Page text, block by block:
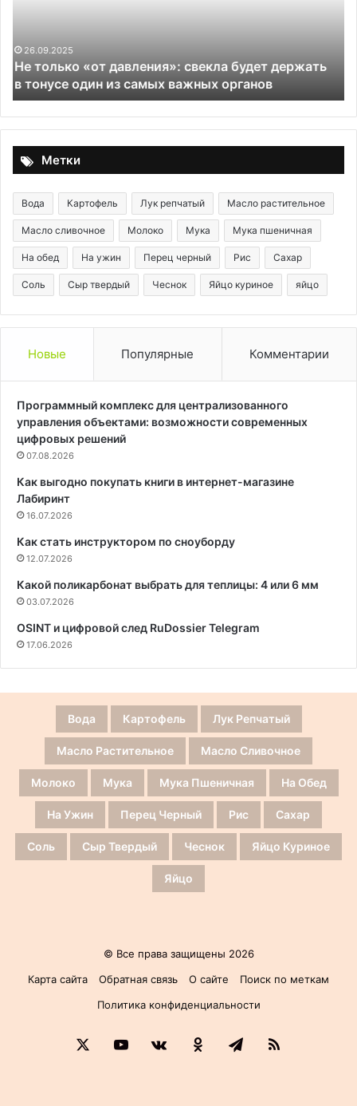
пирогов
россиян
24.09.2025
Не только шарлотка: топ-5 самых популярных
яблочных пирогов россиян
Метки
Вода Картофель Лук репчатый Масло растительное
Масло сливочное Молоко Мука Мука пшеничная
На обед На ужин Перец черный Рис Сахар
Соль Сыр твердый Чеснок Яйцо куриное яйцо
Новые Популярные Комментарии
Программный комплекс для централизованного
управления объектами: возможности современных
цифровых решений
07.08.2026
Как выгодно покупать книги в интернет-магазине
Лабиринт
16.07.2026
Как стать инструктором по сноуборду
12.07.2026
Какой поликарбонат выбрать для теплицы: 4 или 6 мм
03.07.2026
OSINT и цифровой след RuDossier Telegram
17.06.2026
Вода Картофель Лук Репчатый
Масло Растительное Масло Сливочное
Молоко Мука Мука Пшеничная На Обед
На Ужин Перец Черный Рис Сахар
Соль Сыр Твердый Чеснок Яйцо Куриное
Яйцо
© Все права защищены 2026
Карта сайта
Обратная связь О сайте
Поиск по меткам
Политика конфиденциальности
YouTubevk.comОдноклассники
Telegram
RSS